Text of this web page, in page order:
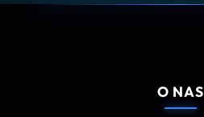
O NAS